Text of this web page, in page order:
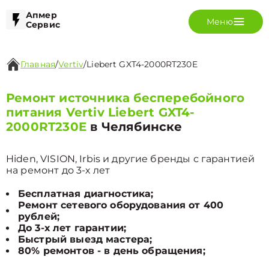
Апмер
Сервис
Меню
Главная/Vertiv/Liebert GXT4-2000RT230E
Ремонт источника бесперебойного
питания Vertiv Liebert GXT4-
2000RT230E в Челябинске
Hiden, VISION, Irbis и другие бренды с гарантией
на ремонт до 3-х лет
Бесплатная диагностика;
Ремонт сетевого оборудования от 400
рублей;
До 3-х лет гарантии;
Быстрый выезд мастера;
80% ремонтов - в день обращения;